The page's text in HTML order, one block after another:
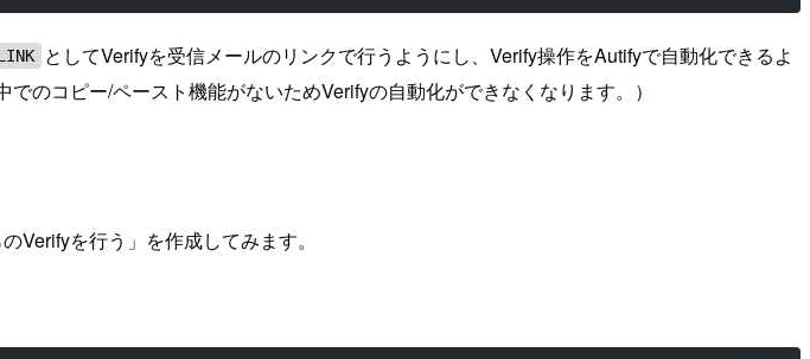
としてVerifyを受信メールのリンクで行うようにし、Verify操作をAutifyで自動化できるよ
のコピー/ペースト機能がないためVerifyの自動化ができなくなります。）
Verifyを行う」を作成してみます。